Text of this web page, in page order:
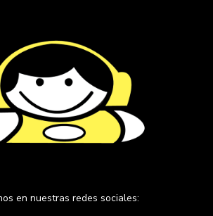
en nuestras redes sociales: